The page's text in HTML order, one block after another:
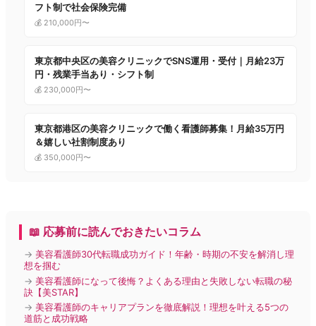
フト制で社会保険完備
💰 210,000円〜
東京都中央区の美容クリニックでSNS運用・受付｜月給23万
円・残業手当あり・シフト制
💰 230,000円〜
東京都港区の美容クリニックで働く看護師募集！月給35万円
＆嬉しい社割制度あり
💰 350,000円〜
📖 応募前に読んでおきたいコラム
→美容看護師30代転職成功ガイド！年齢・時期の不安を解消し理
想を掴む
→美容看護師になって後悔？よくある理由と失敗しない転職の秘
訣【美STAR】
→美容看護師のキャリアプランを徹底解説！理想を叶える5つの
道筋と成功戦略